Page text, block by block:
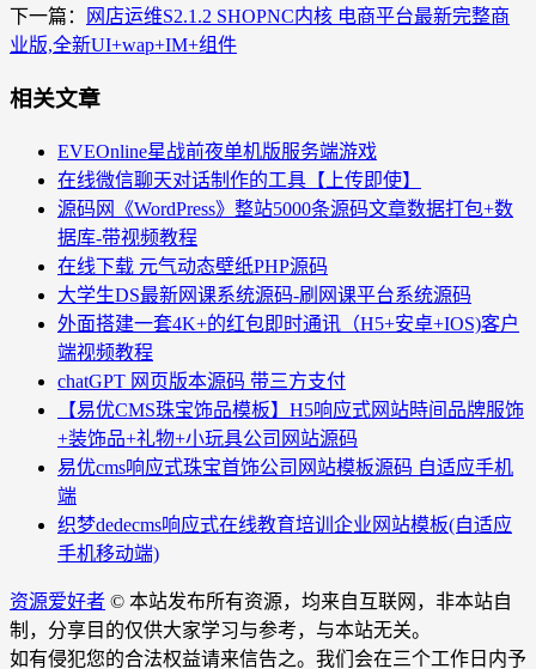
下一篇：
网店运维S2.1.2 SHOPNC内核 电商平台最新完整商
业版,全新UI+wap+IM+组件
相关文章
EVEOnline星战前夜单机版服务端游戏
在线微信聊天对话制作的工具【上传即使】
源码网《WordPress》整站5000条源码文章数据打包+数
据库-带视频教程
在线下载 元气动态壁纸PHP源码
大学生DS最新网课系统源码-刷网课平台系统源码
外面搭建一套4K+的红包即时通讯（H5+安卓+IOS)客户
端视频教程
chatGPT 网页版本源码 带三方支付
【易优CMS珠宝饰品模板】H5响应式网站時间品牌服饰
+装饰品+礼物+小玩具公司网站源码
易优cms响应式珠宝首饰公司网站模板源码 自适应手机
端
织梦dedecms响应式在线教育培训企业网站模板(自适应
手机移动端)
资源爱好者 © 本站发布所有资源，均来自互联网，非本站自
制，分享目的仅供大家学习与参考，与本站无关。
如有侵犯您的合法权益请来信告之。我们会在三个工作日内予